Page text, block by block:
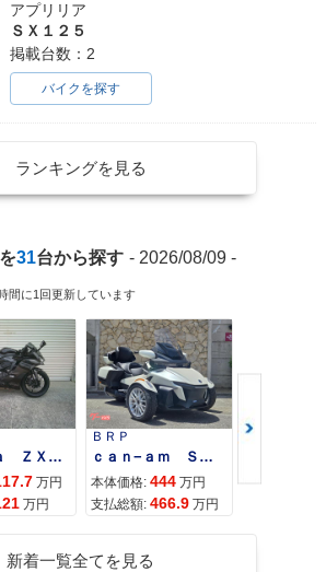
アプリリア
ＳＸ１２５
掲載台数：2
バイクを探す
ランキングを見る
31台から探す - 2026/08/09 -
間に1回更新しています
Ｎｉｎｊａ ＺＸ−４Ｒ ＳＥ
万円
万円
ＢＲＰ
ｃａｎ−ａｍ ＳＰＹＤＥＲ ＲＴ ＬＩＭＩＴＥＤ
本体価格: 444 万円
支払総額: 466.9 万円
スズキ
本体価格:
新着一覧全てを見る